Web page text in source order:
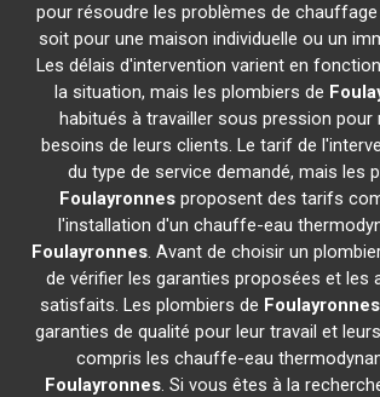
pour résoudre les problèmes de chauffage
soit pour une maison individuelle ou un
Les délais d'intervention varient en
la situation, mais les plombiers de
habitués à travailler sous pression pour
besoins de leurs clients. Le tarif de
du type de service demandé, mais les
Foulayronnes proposent des tarifs
l'installation d'un chauffe-eau
Foulayronnes. Avant de choisir un
de vérifier les garanties proposées et les
satisfaits. Les plombiers de Foulayronnes
garanties de qualité pour leur travail et
compris les chauffe-eau
Foulayronnes. Si vous êtes à la